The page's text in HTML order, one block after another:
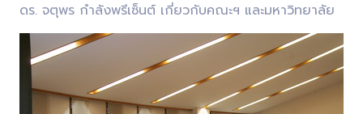
ดร. จตุพร กำลังพรีเซ็นต์ เกี่ยวกับคณะฯ และมหาวิทยาลัย